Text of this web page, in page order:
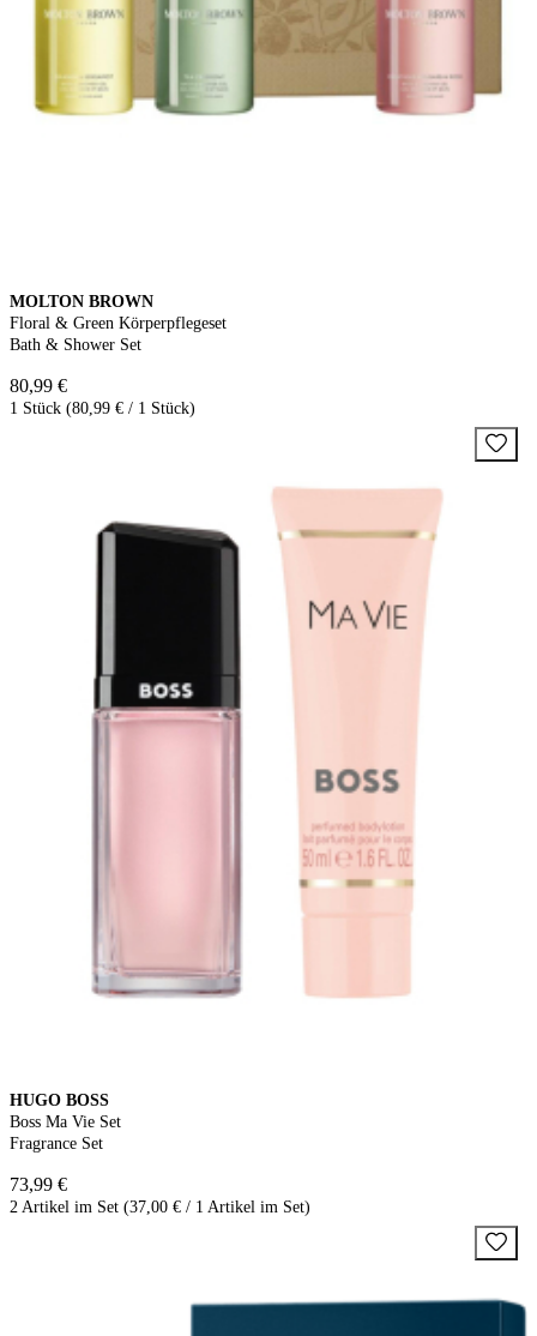
MOLTON BROWN
Floral & Green Körperpflegeset
Bath & Shower Set
80,99 €
1 Stück (80,99 € / 1 Stück)
HUGO BOSS
Boss Ma Vie Set
Fragrance Set
73,99 €
2 Artikel im Set (37,00 € / 1 Artikel im Set)